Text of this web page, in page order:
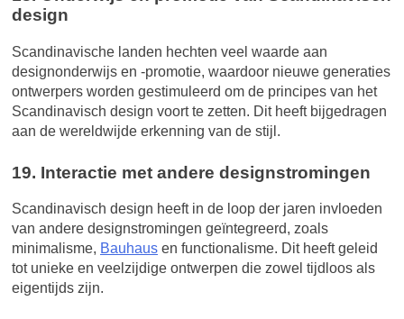
design
Scandinavische landen hechten veel waarde aan
designonderwijs en -promotie, waardoor nieuwe generaties
ontwerpers worden gestimuleerd om de principes van het
Scandinavisch design voort te zetten. Dit heeft bijgedragen
aan de wereldwijde erkenning van de stijl.
19. Interactie met andere designstromingen
Scandinavisch design heeft in de loop der jaren invloeden
van andere designstromingen geïntegreerd, zoals
minimalisme, Bauhaus en functionalisme. Dit heeft geleid
tot unieke en veelzijdige ontwerpen die zowel tijdloos als
eigentijds zijn.